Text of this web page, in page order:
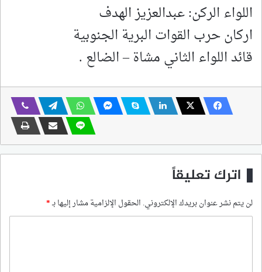
اللواء الركن: عبدالعزيز الهدف
اركان حرب القوات البرية الجنوبية
قائد اللواء الثاني مشاة – الضالع .
اترك تعليقاً
لن يتم نشر عنوان بريدك الإلكتروني. الحقول الإلزامية مشار إليها بـ*